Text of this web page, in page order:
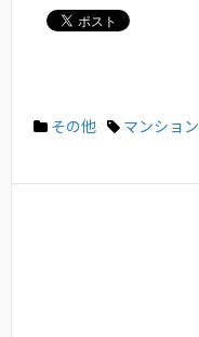
その他 マンション